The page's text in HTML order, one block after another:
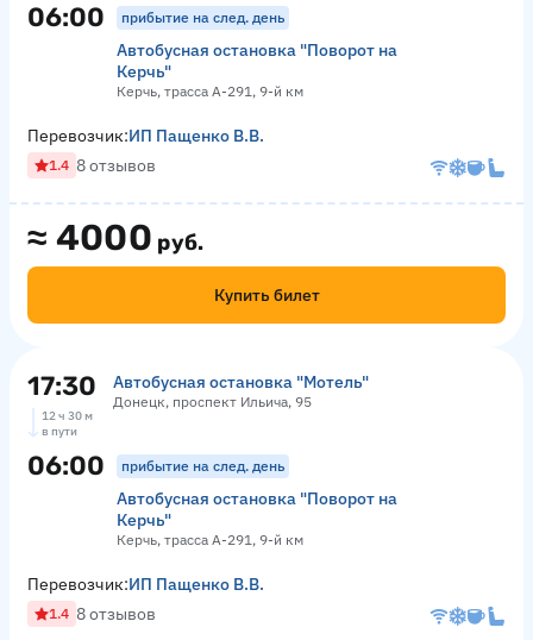
06:00 прибытие на след. день
Автобусная остановка "Поворот на
Керчь"
Керчь, трасса А-291, 9-й км
≈ 4000 руб.
Купить билет
Перевозчик:ИП Пащенко В.В.
1.4 8 отзывов
17:30 Автобусная остановка "Мотель"
Донецк, проспект Ильича, 95
12 ч 30 м
в пути
06:00 прибытие на след. день
Автобусная остановка "Поворот на
Керчь"
Керчь, трасса А-291, 9-й км
Перевозчик:ИП Пащенко В.В.
1.4 8 отзывов